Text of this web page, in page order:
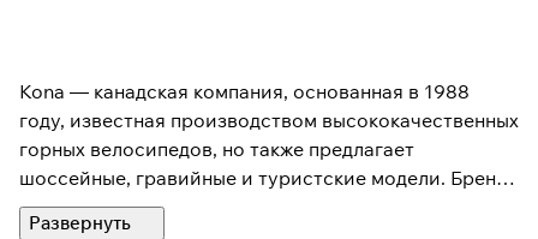
Kona — канадская компания, основанная в 1988
году, известная производством высококачественных
горных велосипедов, но также предлагает
шоссейные, гравийные и туристские модели. Бренд
известен своим упором на прочность,